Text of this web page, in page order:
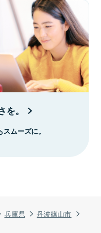
兵庫県
丹波篠山市
。
ムーズに。